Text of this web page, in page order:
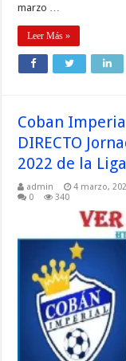
marzo …
Leer Más »
Coban
DIRECTO
2022 de la
admin 4 marzo,
0
340